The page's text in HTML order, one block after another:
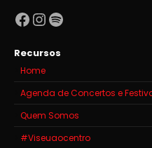
Facebook
Instagram
Spotify
Recursos
Home
Agenda de Concertos e
Quem Somos
#Viseuaocentro